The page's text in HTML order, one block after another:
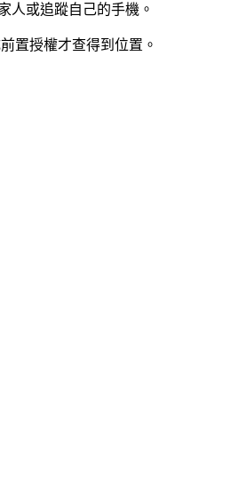
人或追蹤自己的手機。
置授權才查得到位置。